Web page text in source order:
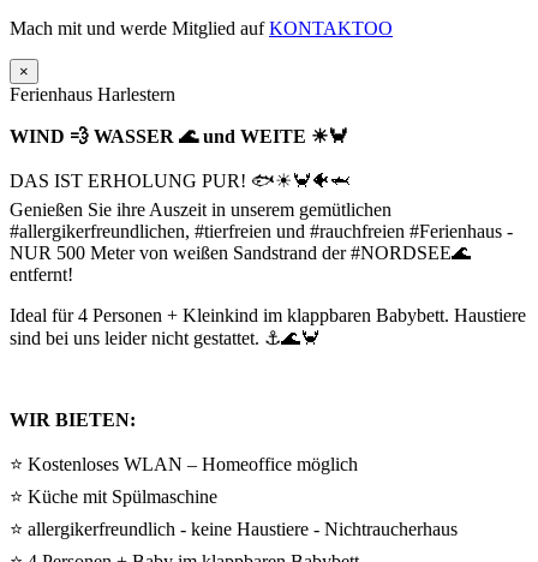
Mach mit und werde Mitglied aufKONTAKTOO
×
Ferienhaus Harlestern
WIND 💨 WASSER 🌊 und WEITE ☀🦀
DAS IST ERHOLUNG PUR! 🐟☀🦀🐠🦈
Genießen Sie ihre Auszeit in unserem gemütlichen
#allergikerfreundlichen, #tierfreien und #rauchfreien #Ferienhaus -
NUR 500 Meter von weißen Sandstrand der #NORDSEE🌊
entfernt!
Ideal für 4 Personen + Kleinkind im klappbaren Babybett. Haustiere
sind bei uns leider nicht gestattet. ⚓🌊🦀
WIR BIETEN:
⭐ Kostenloses WLAN – Homeoffice möglich
⭐ Küche mit Spülmaschine
⭐ allergikerfreundlich - keine Haustiere - Nichtraucherhaus